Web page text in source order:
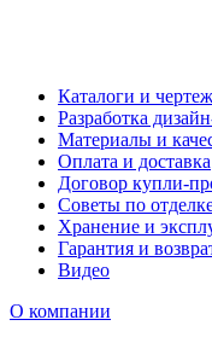
Каталоги и
Разработка
Материалы и
Оплата и доставка
Договор купли-
Советы по
Хранение и
Гарантия и
Видео
О компании